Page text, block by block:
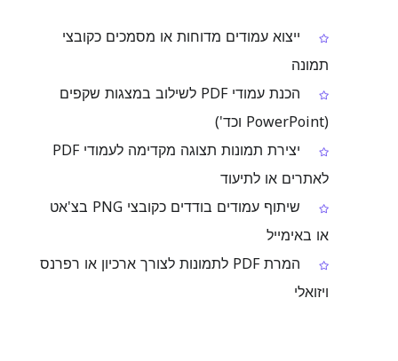
ייצוא עמודים מדוחות או מסמכים כקובצי
תמונה
הכנת עמודי PDF לשילוב במצגות שקפים
(PowerPoint וכד')
יצירת תמונות תצוגה מקדימה לעמודי PDF
לאתרים או לתיעוד
שיתוף עמודים בודדים כקובצי PNG בצ'אט
או באימייל
המרת PDF לתמונות לצורך ארכיון או רפרנס
ויזואלי